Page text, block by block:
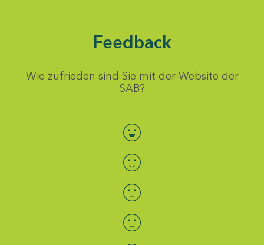
Feedback
Wie zufrieden sind Sie mit der Website der
SAB?
Bewertung auswählen